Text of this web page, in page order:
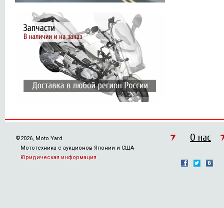
©2026, Moto Yard
Мототехника с аукционов Японии и США
Юридическая информация
О нас